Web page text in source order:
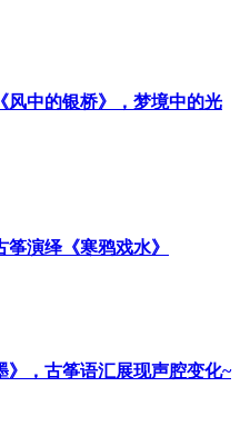
风中的银桥》，梦境中的光
演绎《寒鸦戏水》
》，古筝语汇展现声腔变化~